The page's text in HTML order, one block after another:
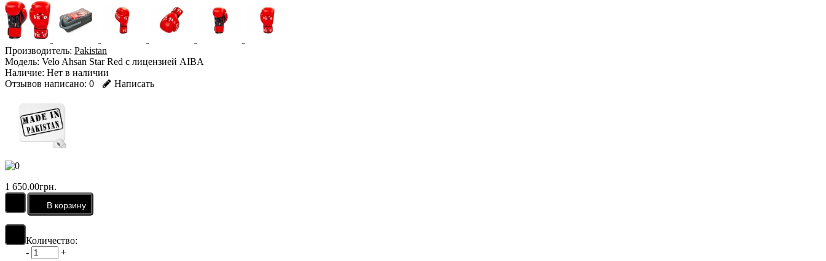
Производитель: Pakistan
Модель: Velo Ahsan Star Red с лицензией AIBA
Наличие: Нет в наличии
Отзывов написано: 0 Написать
1 650.00грн.
Количество:
-
+